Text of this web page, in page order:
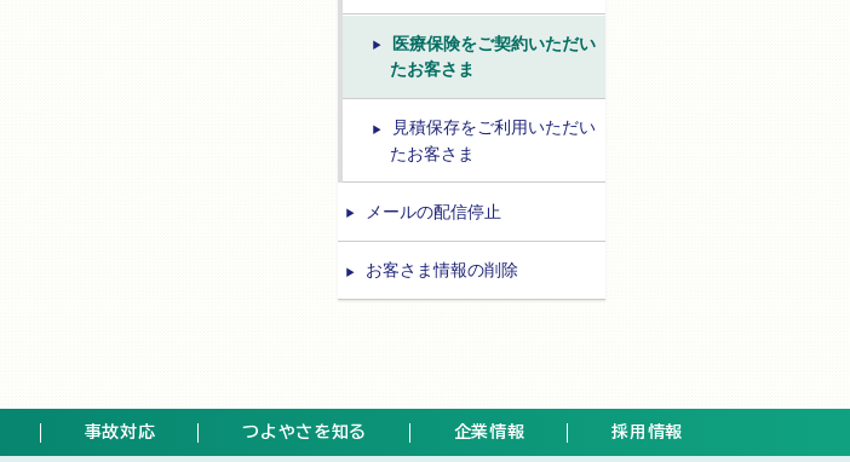
医療保険をご契約いただい
たお客さま
見積保存をご利用いただい
たお客さま
メールの配信停止
お客さま情報の削除
事故対応 つよやさを知る 企業情報 採用情報